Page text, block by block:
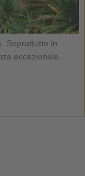
Soprattutto in
eccezionale.